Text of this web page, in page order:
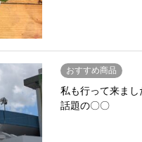
おすすめ商品
私も行って来まし
話題の〇〇